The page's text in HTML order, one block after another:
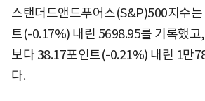
스탠더드앤드푸어스(S&P)500지수
트(-0.17%) 내린 5698.95를 기록했고
보다 38.17포인트(-0.21%) 내린 1만
다.